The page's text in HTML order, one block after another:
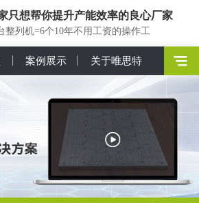
只想帮你提升产能效率的良心厂家
整列机=6个10年不用工资的操作工
案例展示 关于唯思特